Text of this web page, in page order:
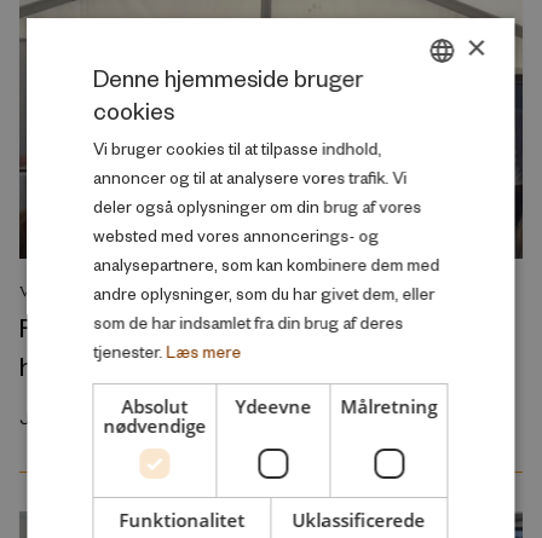
VIDEO
Folkemøde: Efterværn for anbragte unge,
hvad ved vi overhovedet?
Juni 2016
×
Denne hjemmeside bruger
cookies
Vi bruger cookies til at tilpasse indhold,
annoncer og til at analysere vores trafik. Vi
deler også oplysninger om din brug af vores
websted med vores annoncerings- og
analysepartnere, som kan kombinere dem med
andre oplysninger, som du har givet dem, eller
som de har indsamlet fra din brug af deres
tjenester. Læs mere
Absolut
nødvendige
Ydeevne Målretning
Funktionalitet Uklassificerede